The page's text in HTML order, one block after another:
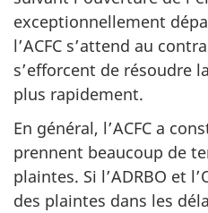
exceptionnellement
l’ACFC s’attend au
s’efforcent de résoudre
plus rapidement.
En général, l’ACFC a
prennent beaucoup de
plaintes. Si l’ADRBO et
des plaintes dans les